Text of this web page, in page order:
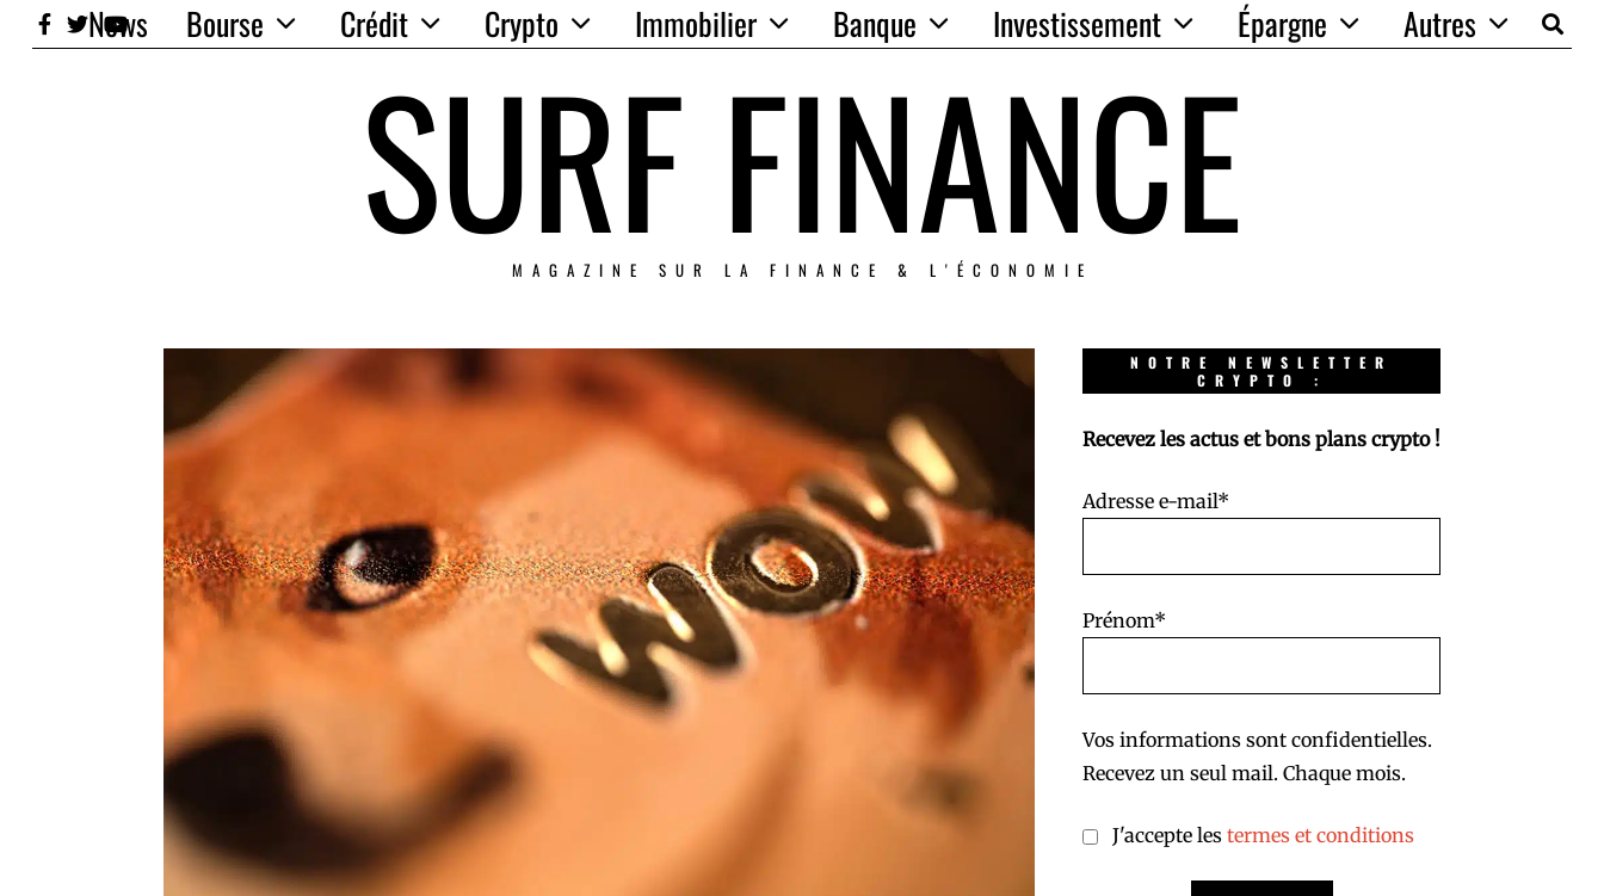
News Bourse Crédit Crypto Immobilier Banque Investissement Épargne Autres
SURF FINANCE
MAGAZINE SUR LA FINANCE & L'ÉCONOMIE
NOTRE NEWSLETTER
CRYPTO :
Recevez les actus et bons plans crypto !
Adresse e-mail*
Prénom*
Vos informations sont confidentielles.
Recevez un seul mail. Chaque mois.
J'accepte les termes et conditions